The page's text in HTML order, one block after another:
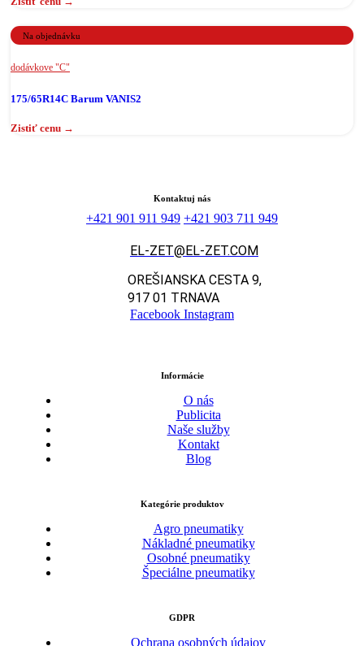
Na objednávku
dodávkove "C"
175/65R14C Barum VANIS2
Kontaktuj nás
+421 901 911 949 +421 903 711 949
EL-ZET@EL-ZET.COM
OREŠIANSKA CESTA 9,
917 01 TRNAVA
Facebook Instagram
Informácie
O nás
Publicita
Naše služby
Kontakt
Blog
Kategórie produktov
Agro pneumatiky
Nákladné pneumatiky
Osobné pneumatiky
Špeciálne pneumatiky
GDPR
Ochrana osobných údajov